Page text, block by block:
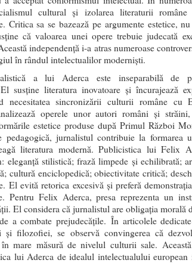
cultural și izolarea literaturii
Critica sa se bazează pe argumente estetice,
că valoarea unei opere trebuie judecată
independență i-a atras numeroase
în rândul intelectualilor moderniști.
a lui Aderca este inseparabilă de
susține literatura inovatoare și încurajează
necesitatea sincronizării culturii române cu
operele unor autori români și
estetice produse după Primul Război
pedagogică, jurnalistul contribuie la formarea
literatura modernă. Publicistica lui Felix
eleganță stilistică; frază limpede și echilibrată;
cultură enciclopedică; obiectivitate critică;
El evită retorica excesivă și preferă
Pentru Felix Aderca, presa reprezenta un
El considera că jurnalistul are obligația morală
a combate prejudecățile. În articolele
și filozofiei, se observă convingerea că
mare măsură de nivelul culturii sale.
lui Aderca de idealul intelectualului